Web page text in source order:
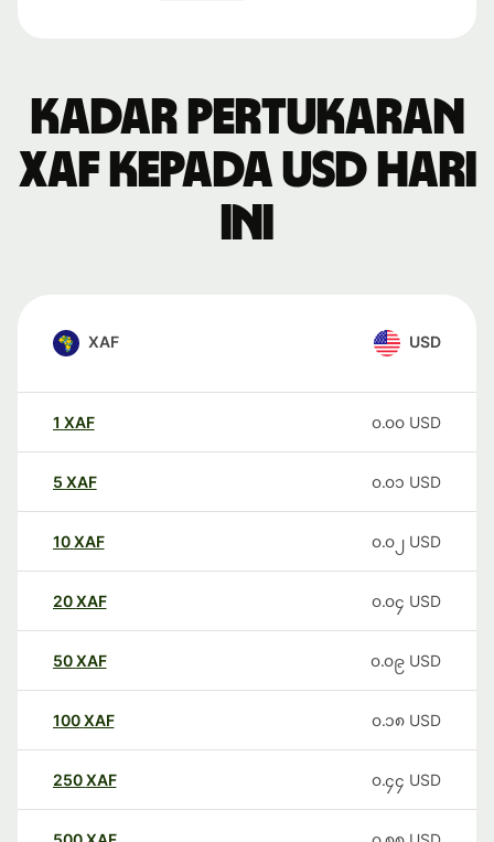
Kadar pertukaran
XAF kepada USD hari
ini
XAF USD
1 XAF ၀.၀၀ USD
5 XAF ၀.၀၁ USD
10XAF ၀.၀၂ USD
20XAF ၀.၀၄ USD
50XAF ၀.၀၉ USD
100XAF ၀.၁၈ USD
250XAF ၀.၄၄ USD